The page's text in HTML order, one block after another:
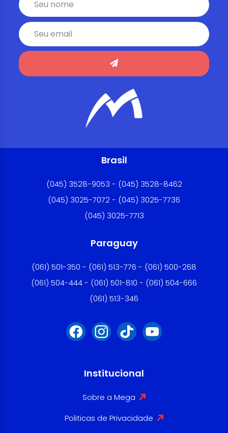
Brasil
(045) 3528-9053 - (045) 3528-8462
(045) 3025-7072 - (045) 3025-7736
(045) 3025-7713
Paraguay
(061) 501-350 - (061) 513-776 - (061) 500-268
(061) 504-444 - (061) 501-810 - (061) 504-666
(061) 513-346
Institucional
Sobre a Mega
Politicas de Privacidade